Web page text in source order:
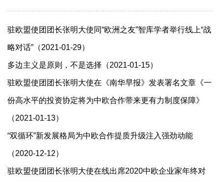
驻欧盟使团团长张明大使同“欧洲之友”智库学者举行线上“战
略对话”（2021-01-29）
多边主义是原则，不是选择（2021-01-15）
驻欧盟使团团长张明大使在《南华早报》发表署名文章《一
份高水平的投资协定将为中欧合作带来更有力制度保障》
（2021-01-13）
“双循环”新发展格局为中欧合作提质升级注入强劲动能
（2020-12-12）
驻欧盟使团团长张明大使在线出席2020中欧企业家年终对